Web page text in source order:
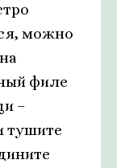
можно
филе
–
тушите